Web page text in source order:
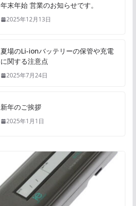
年末年始 営業のお知らせです。
2025年12月13日
夏場のLi-ionバッテリーの保管や充電
に関する注意点
2025年7月24日
新年のご挨拶
2025年1月1日